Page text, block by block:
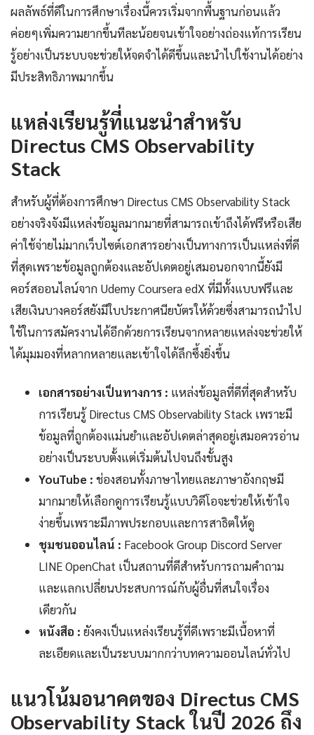
ผลลัพธ์ที่ดีในการศึกษาเรื่องนี้ควรเริ่มจากพื้นฐานก่อนแล้ว
ค่อยๆเพิ่มความยากขึ้นทีละน้อยจนเข้าใจอย่างถ่องแท้การเรียน
รู้อย่างเป็นระบบจะช่วยให้จดจำได้ดีขึ้นและนำไปใช้งานได้อย่าง
มีประสิทธิภาพมากขึ้น
แหล่งเรียนรู้ที่แนะนำสำหรับ
Directus CMS Observability
Stack
สำหรับผู้ที่ต้องการศึกษา Directus CMS Observability Stack
อย่างจริงจังมีแหล่งข้อมูลมากมายที่สามารถเข้าถึงได้ฟรีหรือเสีย
ค่าใช้จ่ายไม่มากเว็บไซต์เอกสารอย่างเป็นทางการเป็นแหล่งที่ดี
ที่สุดเพราะข้อมูลถูกต้องและอัปเดตอยู่เสมอนอกจากนี้ยังมี
คอร์สออนไลน์จาก Udemy Coursera edX ที่มีทั้งแบบฟรีและ
เสียเงินบางคอร์สยังมีใบประกาศนียบัตรให้ด้วยซึ่งสามารถนำไป
ใช้ในการสมัครงานได้อีกด้วยการเรียนจากหลายแหล่งจะช่วยให้
ได้มุมมองที่หลากหลายและเข้าใจได้ลึกซึ้งยิ่งขึ้น
เอกสารอย่างเป็นทางการ : แหล่งข้อมูลที่ดีที่สุดสำหรับ
การเรียนรู้ Directus CMS Observability Stack เพราะมี
ข้อมูลที่ถูกต้องแม่นยำและอัปเดตล่าสุดอยู่เสมอควรอ่าน
อย่างเป็นระบบตั้งแต่เริ่มต้นไปจนถึงขั้นสูง
YouTube : ช่องสอนทั้งภาษาไทยและภาษาอังกฤษมี
มากมายให้เลือกดูการเรียนรู้แบบวิดีโอจะช่วยให้เข้าใจ
ง่ายขึ้นเพราะมีภาพประกอบและการสาธิตให้ดู
ชุมชนออนไลน์ : Facebook Group Discord Server
LINE OpenChat เป็นสถานที่ดีสำหรับการถามคำถาม
และแลกเปลี่ยนประสบการณ์กับผู้อื่นที่สนใจเรื่อง
เดียวกัน
หนังสือ : ยังคงเป็นแหล่งเรียนรู้ที่ดีเพราะมีเนื้อหาที่
ละเอียดและเป็นระบบมากกว่าบทความออนไลน์ทั่วไป
แนวโน้มอนาคตของ Directus CMS
Observability Stack ในปี 2026 ถึง